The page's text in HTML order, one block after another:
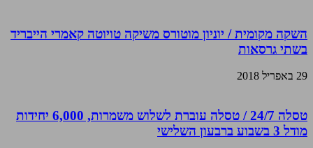
השקה מקומית / יוניון מוטורס משיקה טויוטה קאמרי הייבריד
בשתי גרסאות
29 באפריל 2018
טסלה 24/7 / טסלה עוברת לשלוש משמרות, 6,000 יחידות
מודל 3 בשבוע ברבעון השלישי